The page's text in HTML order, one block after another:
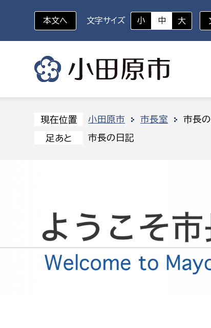
いざというときに
対象者を選択
小・中学生
高校生・大学生など
若者
組織から探す
部に属さない室
デ
本文へ 文字サイズ 小 中 大
現在位置 小田原市 市長室 市長
足あと 市長の日記